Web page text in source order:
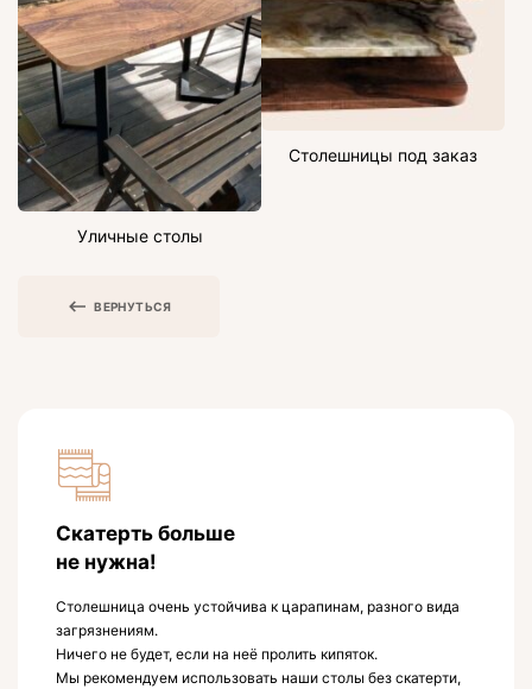
Уличные столы
Столешницы под заказ
ВЕРНУТЬСЯ
Скатерть больше
не нужна!
Столешница очень устойчива к царапинам, разного вида
загрязнениям.
Ничего не будет, если на неё пролить кипяток.
Мы рекомендуем использовать наши столы без скатерти,